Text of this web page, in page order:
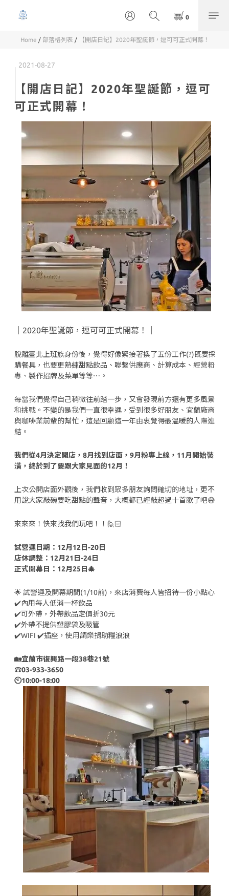
Home / 部落格列表 / 【開店日記】2020年聖誕節，逗可可正式開幕！
2021-08-27
【開店日記】2020年聖誕節，逗可
可正式開幕！
2020年聖誕節，逗可可正式開幕！
脫離臺北上班族身份後，覺得好像緊接著換了五份工作(?)既要採
購餐具，也要更熟練甜點飲品、聯繫供應商、計算成本、經營粉
專、製作招牌及菜單等等⋯。
每當我們覺得自己稍微往前踏一步，又會發現前方還有更多風景
和挑戰。不變的是我們一直很幸運，受到很多好朋友、宜蘭廠商
與咖啡業前輩的幫忙，這是回顧這一年由衷覺得最溫暖的人際連
結。
我們從4月決定開店，8月找到店面，9月粉專上線，11月開始裝
潢，終於到了要跟大家見面的12月！
上次公開店面外觀後，我們收到眾多朋友詢問確切的地址，更不
用說大家敲碗要吃甜點的聲音，大概都已經敲超過十首歌了吧😅
來來來！快來找我們玩吧！！🙋🏻‍
試營運日期：12月12日-20日
店休調整：12月21日-24日
正式開幕日：12月25日🎄
🌟 試營運及開幕期間(1/10前)，來店消費每人皆招待一份小點心
✔️內用每人低消一杯飲品
✔️可外帶，外帶飲品定價折30元
✔️外帶不提供塑膠袋及吸管
✔️WIFI ✔️插座，使用請樂捐助糧浪浪
🏡宜蘭市復興路一段38巷21號
☎️03-933-3650
🕙10:00-18:00